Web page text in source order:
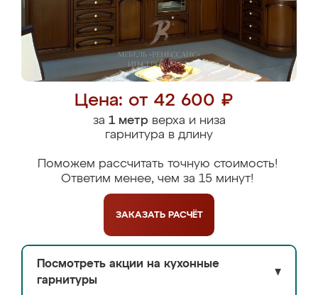
Цена: от 42 600 ₽
за 1 метрверха и низа
гарнитура в длину
Поможем рассчитать точную стоимость!
Ответим менее, чем за 15 минут!
ЗАКАЗАТЬ РАСЧЁТ
Посмотреть акции на кухонные
гарнитуры
▼